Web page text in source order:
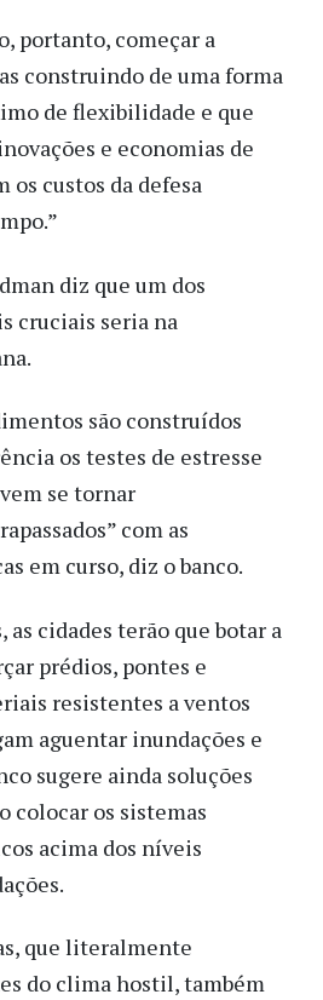
portanto, começar a
construindo de uma forma
de flexibilidade e que
e economias de
os custos da defesa
diz que um dos
cruciais seria na
são construídos
os testes de estresse
se tornar
com as
em curso, diz o banco.
as cidades terão que botar a
prédios, pontes e
resistentes a ventos
aguentar inundações e
sugere ainda soluções
colocar os sistemas
acima dos níveis
que literalmente
do clima hostil, também